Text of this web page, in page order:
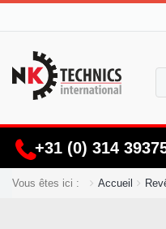
+31 (0) 314
Vous êtes ici : Accueil